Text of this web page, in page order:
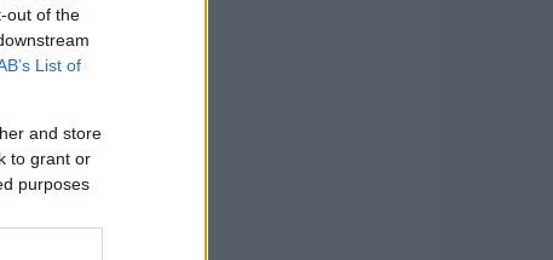
out of the
List of
and store
to grant or
purposes